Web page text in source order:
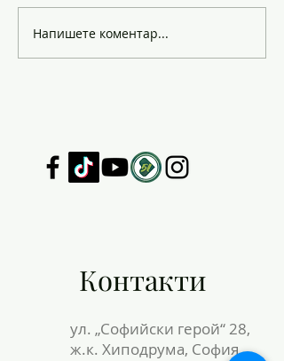
Напишете коментар...
Контакти
ул. „Софийски герой“ 28,
ж.к. Хиподрума, София